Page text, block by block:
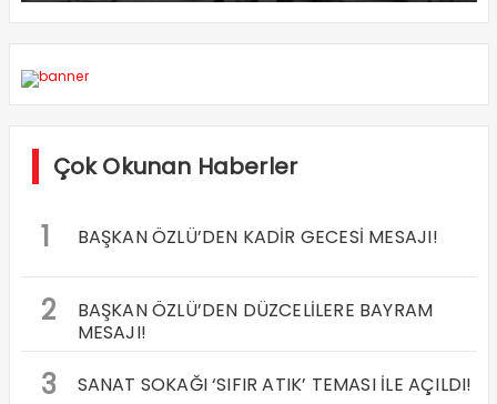
Çok Okunan Haberler
1 BAŞKAN ÖZLÜ’DEN KADİR GECESİ MESAJI!
2
BAŞKAN ÖZLÜ’DEN DÜZCELİLERE BAYRAM
MESAJI!
3 SANAT SOKAĞI ‘SIFIR ATIK’ TEMASI İLE AÇILDI!